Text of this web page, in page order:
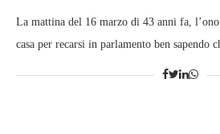
La mattina del 16 marzo di 43 anni fa,
casa per recarsi in parlamento ben sapendo